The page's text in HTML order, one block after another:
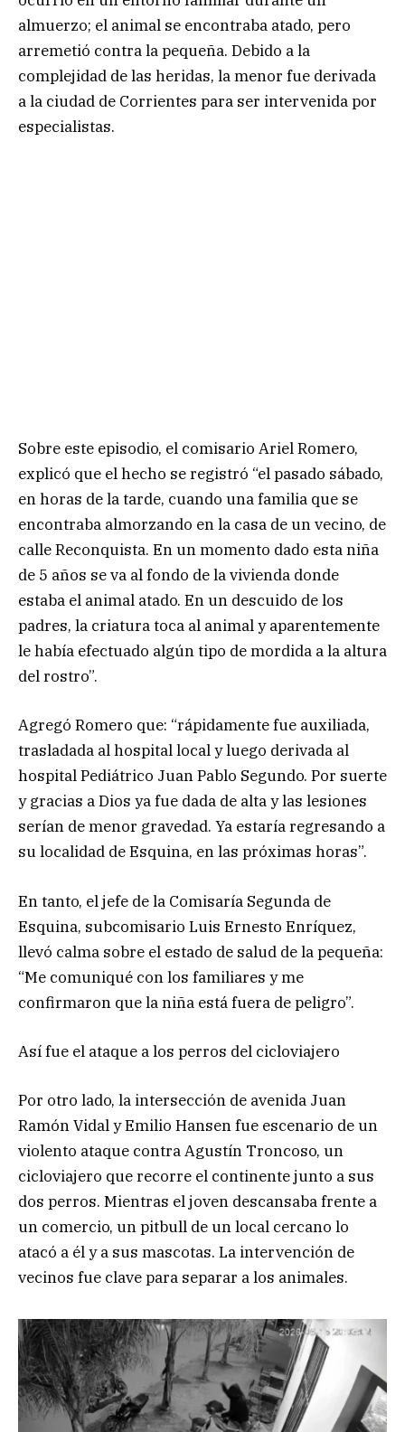
almuerzo; el animal se encontraba atado, pero
arremetió contra la pequeña. Debido a la
complejidad de las heridas, la menor fue derivada
a la ciudad de Corrientes para ser intervenida por
especialistas.
Sobre este episodio, el comisario Ariel Romero,
explicó que el hecho se registró “el pasado sábado,
en horas de la tarde, cuando una familia que se
encontraba almorzando en la casa de un vecino, de
calle Reconquista. En un momento dado esta niña
de 5 años se va al fondo de la vivienda donde
estaba el animal atado. En un descuido de los
padres, la criatura toca al animal y aparentemente
le había efectuado algún tipo de mordida a la altura
del rostro”.
Agregó Romero que: “rápidamente fue auxiliada,
trasladada al hospital local y luego derivada al
hospital Pediátrico Juan Pablo Segundo. Por suerte
y gracias a Dios ya fue dada de alta y las lesiones
serían de menor gravedad. Ya estaría regresando a
su localidad de Esquina, en las próximas horas”.
En tanto, el jefe de la Comisaría Segunda de
Esquina, subcomisario Luis Ernesto Enríquez,
llevó calma sobre el estado de salud de la pequeña:
“Me comuniqué con los familiares y me
confirmaron que la niña está fuera de peligro”.
Así fue el ataque a los perros del cicloviajero
Por otro lado, la intersección de avenida Juan
Ramón Vidal y Emilio Hansen fue escenario de un
violento ataque contra Agustín Troncoso, un
cicloviajero que recorre el continente junto a sus
dos perros. Mientras el joven descansaba frente a
un comercio, un pitbull de un local cercano lo
atacó a él y a sus mascotas. La intervención de
vecinos fue clave para separar a los animales.